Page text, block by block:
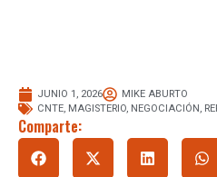
JUNIO 1, 2026
MIKE ABURTO
CNTE, MAGISTERIO, NEGOCIACIÓN ,
Comparte: